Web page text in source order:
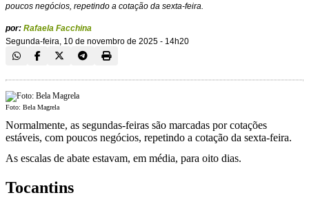
poucos negócios, repetindo a cotação da sexta-feira.
por: Rafaela Facchina
Segunda-feira, 10 de novembro de 2025 - 14h20
Foto: Bela Magrela
Normalmente, as segundas-feiras são marcadas por cotações
estáveis, com poucos negócios, repetindo a cotação da sexta-feira.
As escalas de abate estavam, em média, para oito dias.
Tocantins